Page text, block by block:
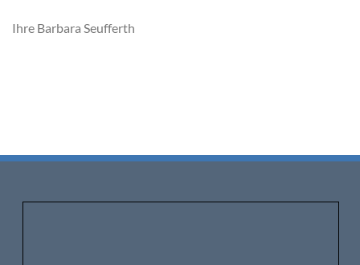
Ihre Barbara Seufferth